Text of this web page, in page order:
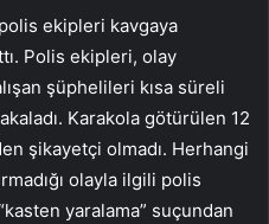
ekipleri kavgaya
Polis ekipleri, olay
şüphelileri kısa süreli
Karakola götürülen 12
şikayetçi olmadı. Herhangi
olayla ilgili polis
yaralama” suçundan